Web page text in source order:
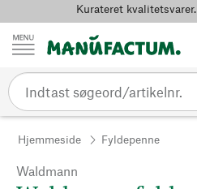
Spring til indholdKurateret
Hjemmeside Fyldepenne
Waldmann